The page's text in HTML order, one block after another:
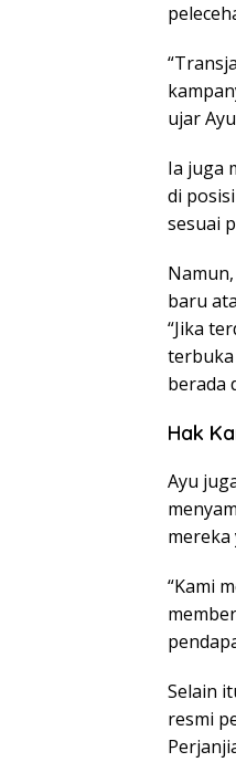
ujar
Ia juga
di
sesuai
baru
“Jika
berada
Hak
Ayu
“Kami
Selain
resmi